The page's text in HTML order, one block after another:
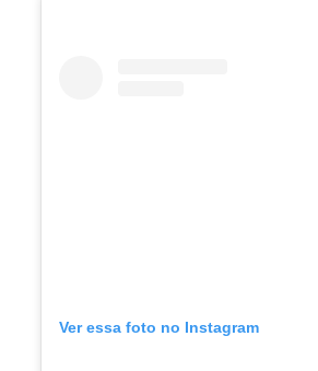
Ver essa foto no Instagram